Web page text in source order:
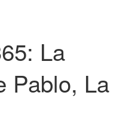
La
Pablo, La